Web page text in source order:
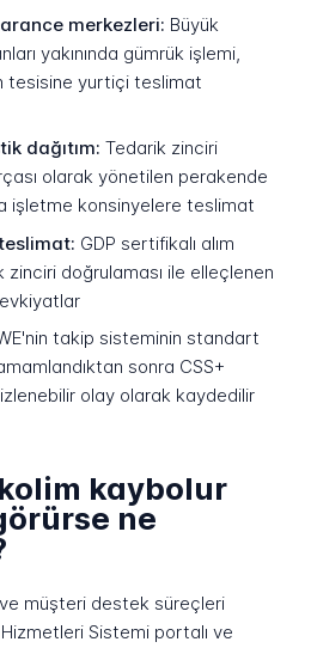
merkezleri: Büyük
yakınında gümrük işlemi,
tesisine yurtiçi teslimat
dağıtım: Tedarik zinciri
olarak yönetilen perakende
işletme konsinyelere teslimat
GDP sertifikalı alım
zinciri doğrulaması ile elleçlenen
takip sisteminin standart
sonra CSS+
olay olarak kaydedilir
kaybolur
ne
müşteri destek süreçleri
Sistemi portalı ve